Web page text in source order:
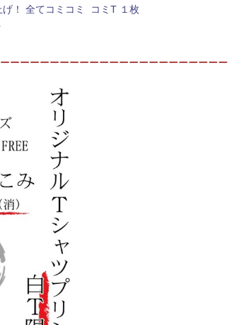
！ 全てコミコミ コミT １枚
ーーーーーーーーーーーーーーーーーーーーーー